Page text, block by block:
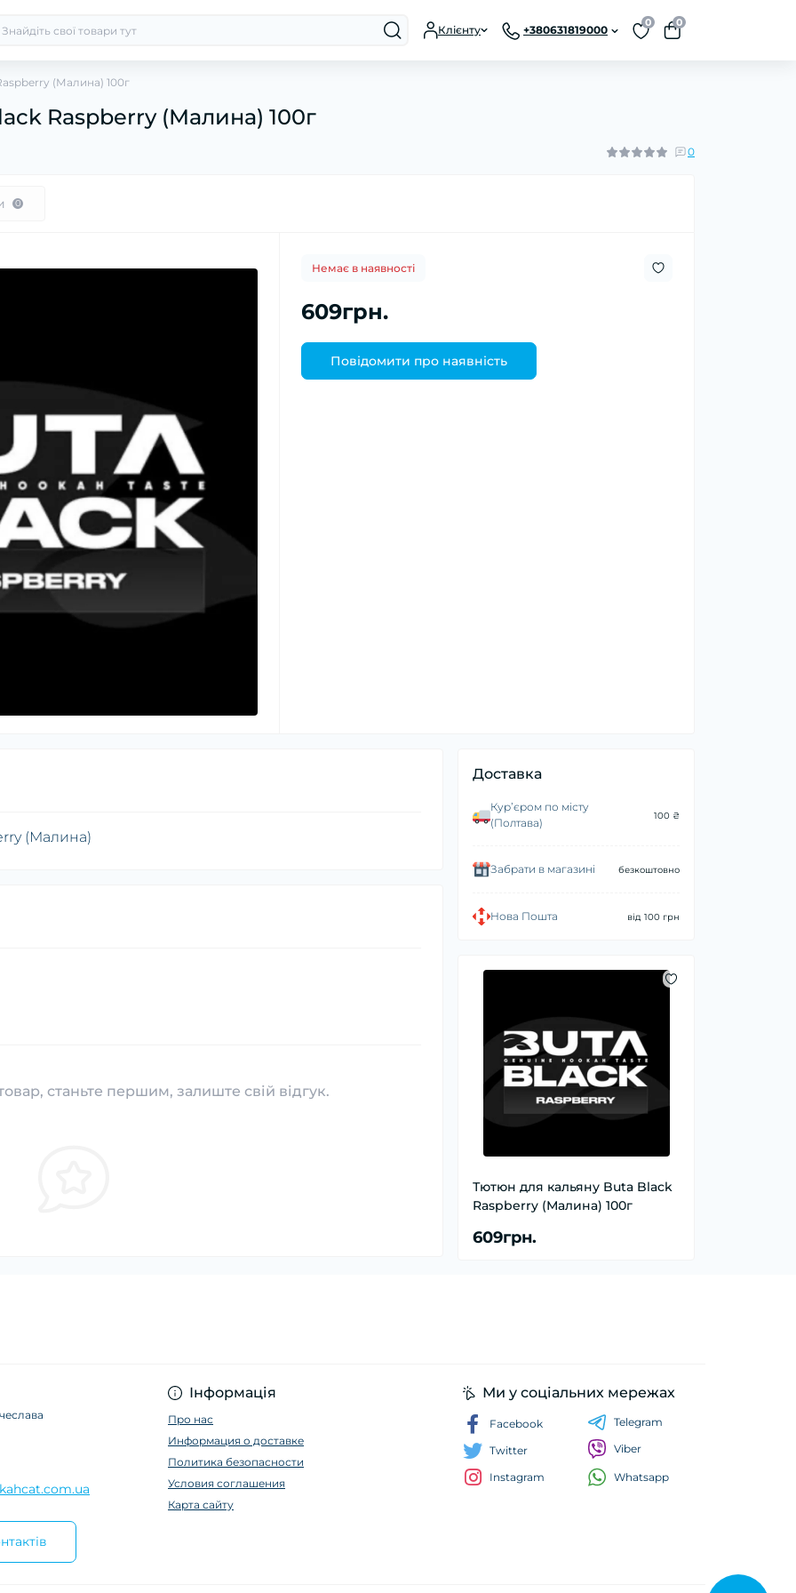
Клієнту +380631819000
0 0
(Малина) 100г
Raspberry (Малина) 100г
0
0
Немає в наявності
609грн.
Повідомити про наявність
Доставка
Курʼєром по місту
(Полтава)
100 ₴
Забрати в магазині безкоштовно
Нова Пошта від 100 грн
Тютюн для кальяну Buta Black
Raspberry (Малина) 100г
609грн.
(Малина)
станьте першим, залиште свій відгук.
Інформація
Про нас
Информация о доставке
Политика безопасности
Условия соглашения
Карта сайту
Ми у соціальних мережах
Facebook
Twitter
Instagram
Telegram
Viber
Whatsapp